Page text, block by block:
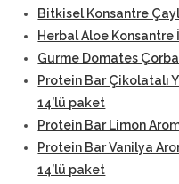
Bitkisel Konsantre
Herbal Aloe Konsantre
Gurme Domates
Protein Bar Çikolatalı
14’lü paket
Protein Bar Limon
Protein Bar Vanilya
14’lü paket